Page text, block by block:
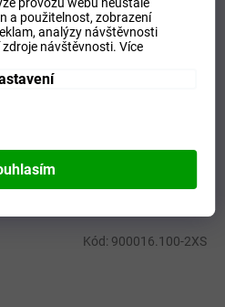
a použitelnost,zobrazení
analýzy návštěvnosti
zdroje návštěvnosti.Více
Kód: 900016.100-2XS